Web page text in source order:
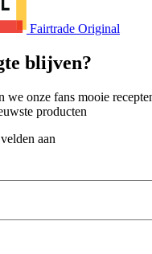
Fairtrade Original
blijven?
we onze fans mooie
producten
aan